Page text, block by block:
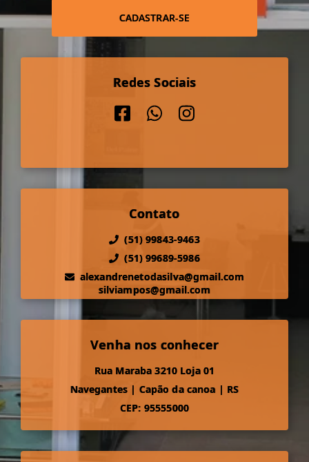
CADASTRAR-SE
Redes Sociais
Contato
(51) 99843-9463
(51) 99689-5986
alexandrenetodasilva@gmail.com
silviampos@gmail.com
Venha nos conhecer
Rua Maraba 3210 Loja 01
Navegantes | Capão da canoa | RS
CEP: 95555000